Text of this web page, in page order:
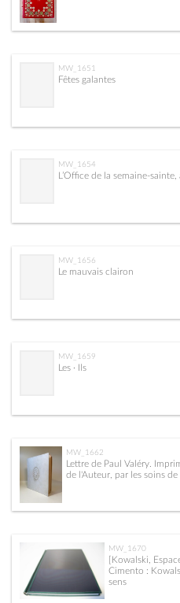
MW_1651
Fêtes galantes
MW_1654
L’Office de la semaine-
MW_1656
Le mauvais clairon
MW_1659
Les · Ils
MW_1662
Lettre de Paul Valéry.
de l'Auteur, par les soins
MW_1670
[Kowalski,
Cimento :
sens